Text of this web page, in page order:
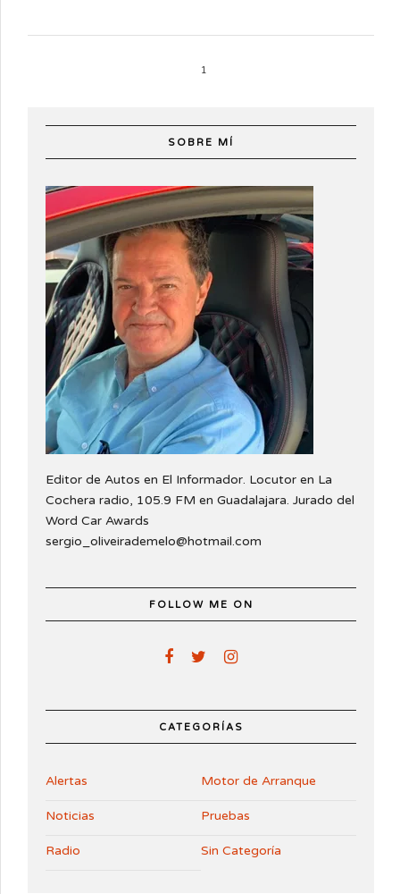
1
SOBRE MÍ
Editor de Autos en El Informador. Locutor en La
Cochera radio, 105.9 FM en Guadalajara. Jurado del
Word Car Awards
sergio_oliveirademelo@hotmail.com
FOLLOW ME ON
CATEGORÍAS
Alertas Motor de Arranque
Noticias Pruebas
Radio Sin Categoría